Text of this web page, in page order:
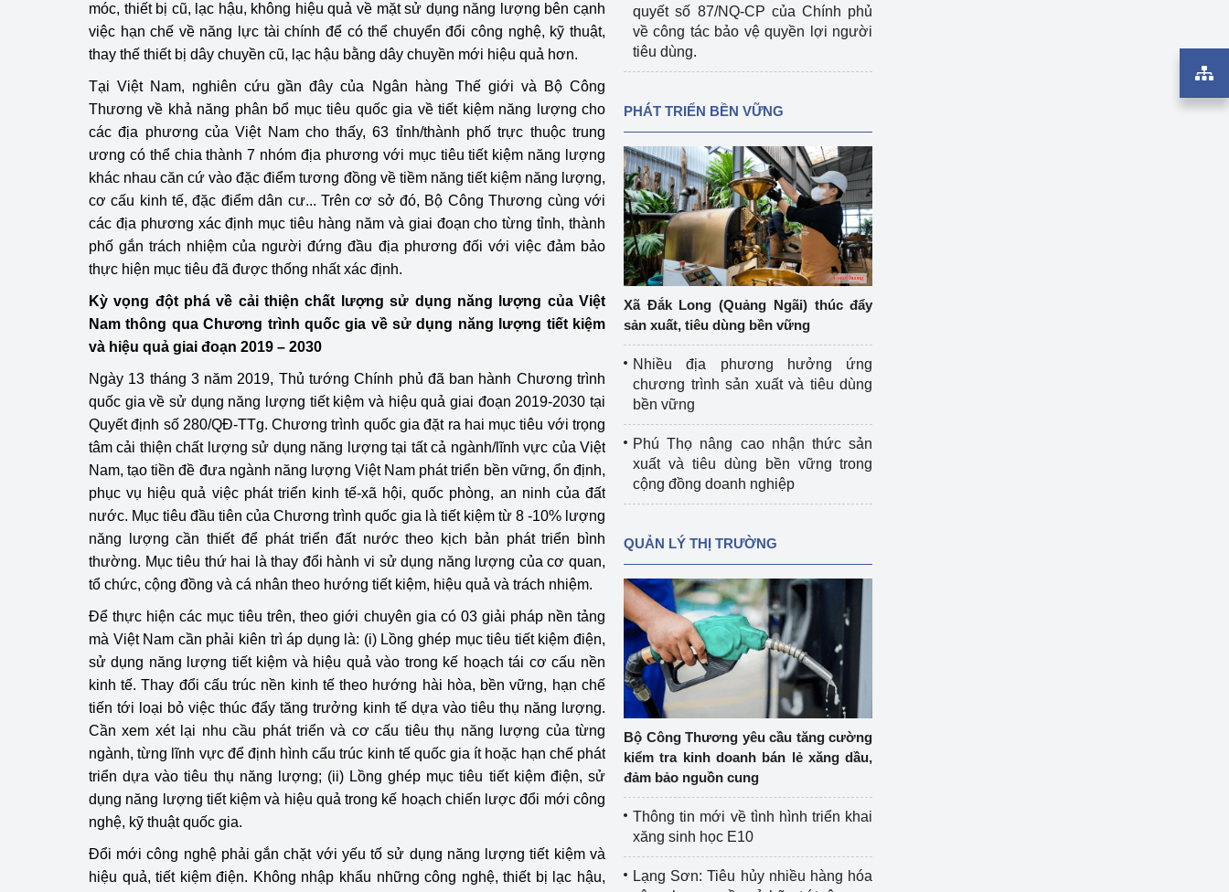
móc, thiết bị cũ, lạc hậu, không hiệu quả về mặt sử dụng năng lượng bên cạnh
việc hạn chế về năng lực tài chính để có thể chuyển đổi công nghệ, kỹ thuật,
thay thế thiết bị dây chuyền cũ, lạc hậu bằng dây chuyền mới hiệu quả hơn.
Tại Việt Nam, nghiên cứu gần đây của Ngân hàng Thế giới và Bộ Công
Thương về khả năng phân bổ mục tiêu quốc gia về tiết kiệm năng lượng cho
các địa phương của Việt Nam cho thấy, 63 tỉnh/thành phố trực thuộc trung
ương có thể chia thành 7 nhóm địa phương với mục tiêu tiết kiệm năng lượng
khác nhau căn cứ vào đặc điểm tương đồng về tiềm năng tiết kiệm năng lượng,
cơ cấu kinh tế, đặc điểm dân cư... Trên cơ sở đó, Bộ Công Thương cùng với
các địa phương xác định mục tiêu hàng năm và giai đoạn cho từng tỉnh, thành
phố gắn trách nhiệm của người đứng đầu địa phương đối với việc đảm bảo
thực hiện mục tiêu đã được thống nhất xác định.
Kỳ vọng đột phá về cải thiện chất lượng sử dụng năng lượng của Việt
Nam thông qua Chương trình quốc gia về sử dụng năng lượng tiết kiệm
và hiệu quả giai đoạn 2019 – 2030
Ngày 13 tháng 3 năm 2019, Thủ tướng Chính phủ đã ban hành Chương trình
quốc gia về sử dụng năng lượng tiết kiệm và hiệu quả giai đoạn 2019-2030 tại
Quyết định số 280/QĐ-TTg. Chương trình quốc gia đặt ra hai mục tiêu với trọng
tâm cải thiện chất lượng sử dụng năng lượng tại tất cả ngành/lĩnh vực của Việt
Nam, tạo tiền đề đưa ngành năng lượng Việt Nam phát triển bền vững, ổn định,
phục vụ hiệu quả việc phát triển kinh tế-xã hội, quốc phòng, an ninh của đất
nước. Mục tiêu đầu tiên của Chương trình quốc gia là tiết kiệm từ 8 -10% lượng
năng lượng cần thiết để phát triển đất nước theo kịch bản phát triển bình
thường. Mục tiêu thứ hai là thay đổi hành vi sử dụng năng lượng của cơ quan,
tổ chức, cộng đồng và cá nhân theo hướng tiết kiệm, hiệu quả và trách nhiệm.
Để thực hiện các mục tiêu trên, theo giới chuyên gia có 03 giải pháp nền tảng
mà Việt Nam cần phải kiên trì áp dụng là: (i) Lồng ghép mục tiêu tiết kiệm điện,
sử dụng năng lượng tiết kiệm và hiệu quả vào trong kế hoạch tái cơ cấu nền
kinh tế. Thay đổi cấu trúc nền kinh tế theo hướng hài hòa, bền vững, hạn chế
tiến tới loại bỏ việc thúc đẩy tăng trưởng kinh tế dựa vào tiêu thụ năng lượng.
Cần xem xét lại nhu cầu phát triển và cơ cấu tiêu thụ năng lượng của từng
ngành, từng lĩnh vực để định hình cấu trúc kinh tế quốc gia ít hoặc hạn chế phát
triển dựa vào tiêu thụ năng lượng; (ii) Lồng ghép mục tiêu tiết kiệm điện, sử
dụng năng lượng tiết kiệm và hiệu quả trong kế hoạch chiến lược đổi mới công
nghệ, kỹ thuật quốc gia.
Đổi mới công nghệ phải gắn chặt với yếu tố sử dụng năng lượng tiết kiệm và
hiệu quả, tiết kiệm điện. Không nhập khẩu những công nghệ, thiết bị lạc hậu,
quyết số 87/NQ-CP của Chính phủ
về công tác bảo vệ quyền lợi người
tiêu dùng.
PHÁT TRIỂN BỀN VỮNG
Xã Đắk Long (Quảng Ngãi) thúc đẩy
sản xuất, tiêu dùng bền vững
Nhiều địa phương hưởng ứng
chương trình sản xuất và tiêu dùng
bền vững
Phú Thọ nâng cao nhận thức sản
xuất và tiêu dùng bền vững trong
cộng đồng doanh nghiệp
QUẢN LÝ THỊ TRƯỜNG
Bộ Công Thương yêu cầu tăng cường
kiểm tra kinh doanh bán lẻ xăng dầu,
đảm bảo nguồn cung
Thông tin mới về tình hình triển khai
xăng sinh học E10
Lạng Sơn: Tiêu hủy nhiều hàng hóa